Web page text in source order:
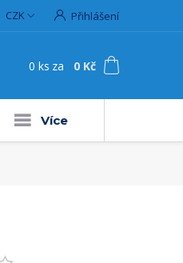
CZK Přihlášení
0 ks za 0 Kč
Více